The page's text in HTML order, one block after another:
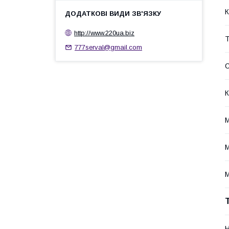
http://www.220ua.biz
777serval@gmail.com